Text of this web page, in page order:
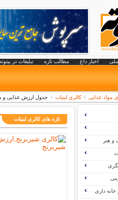
اخبار داغ مطالب تازه تبلیغات در
مواد غذایی کالری لبنیات جدول ارزش غذایی و
تازه های کالری لبنیات
و هنر
خانه داری